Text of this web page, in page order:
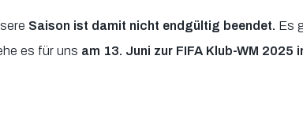
Saison ist damit nicht endgültig beendet. Es
es für uns am 13. Juni zur FIFA Klub-WM 2025